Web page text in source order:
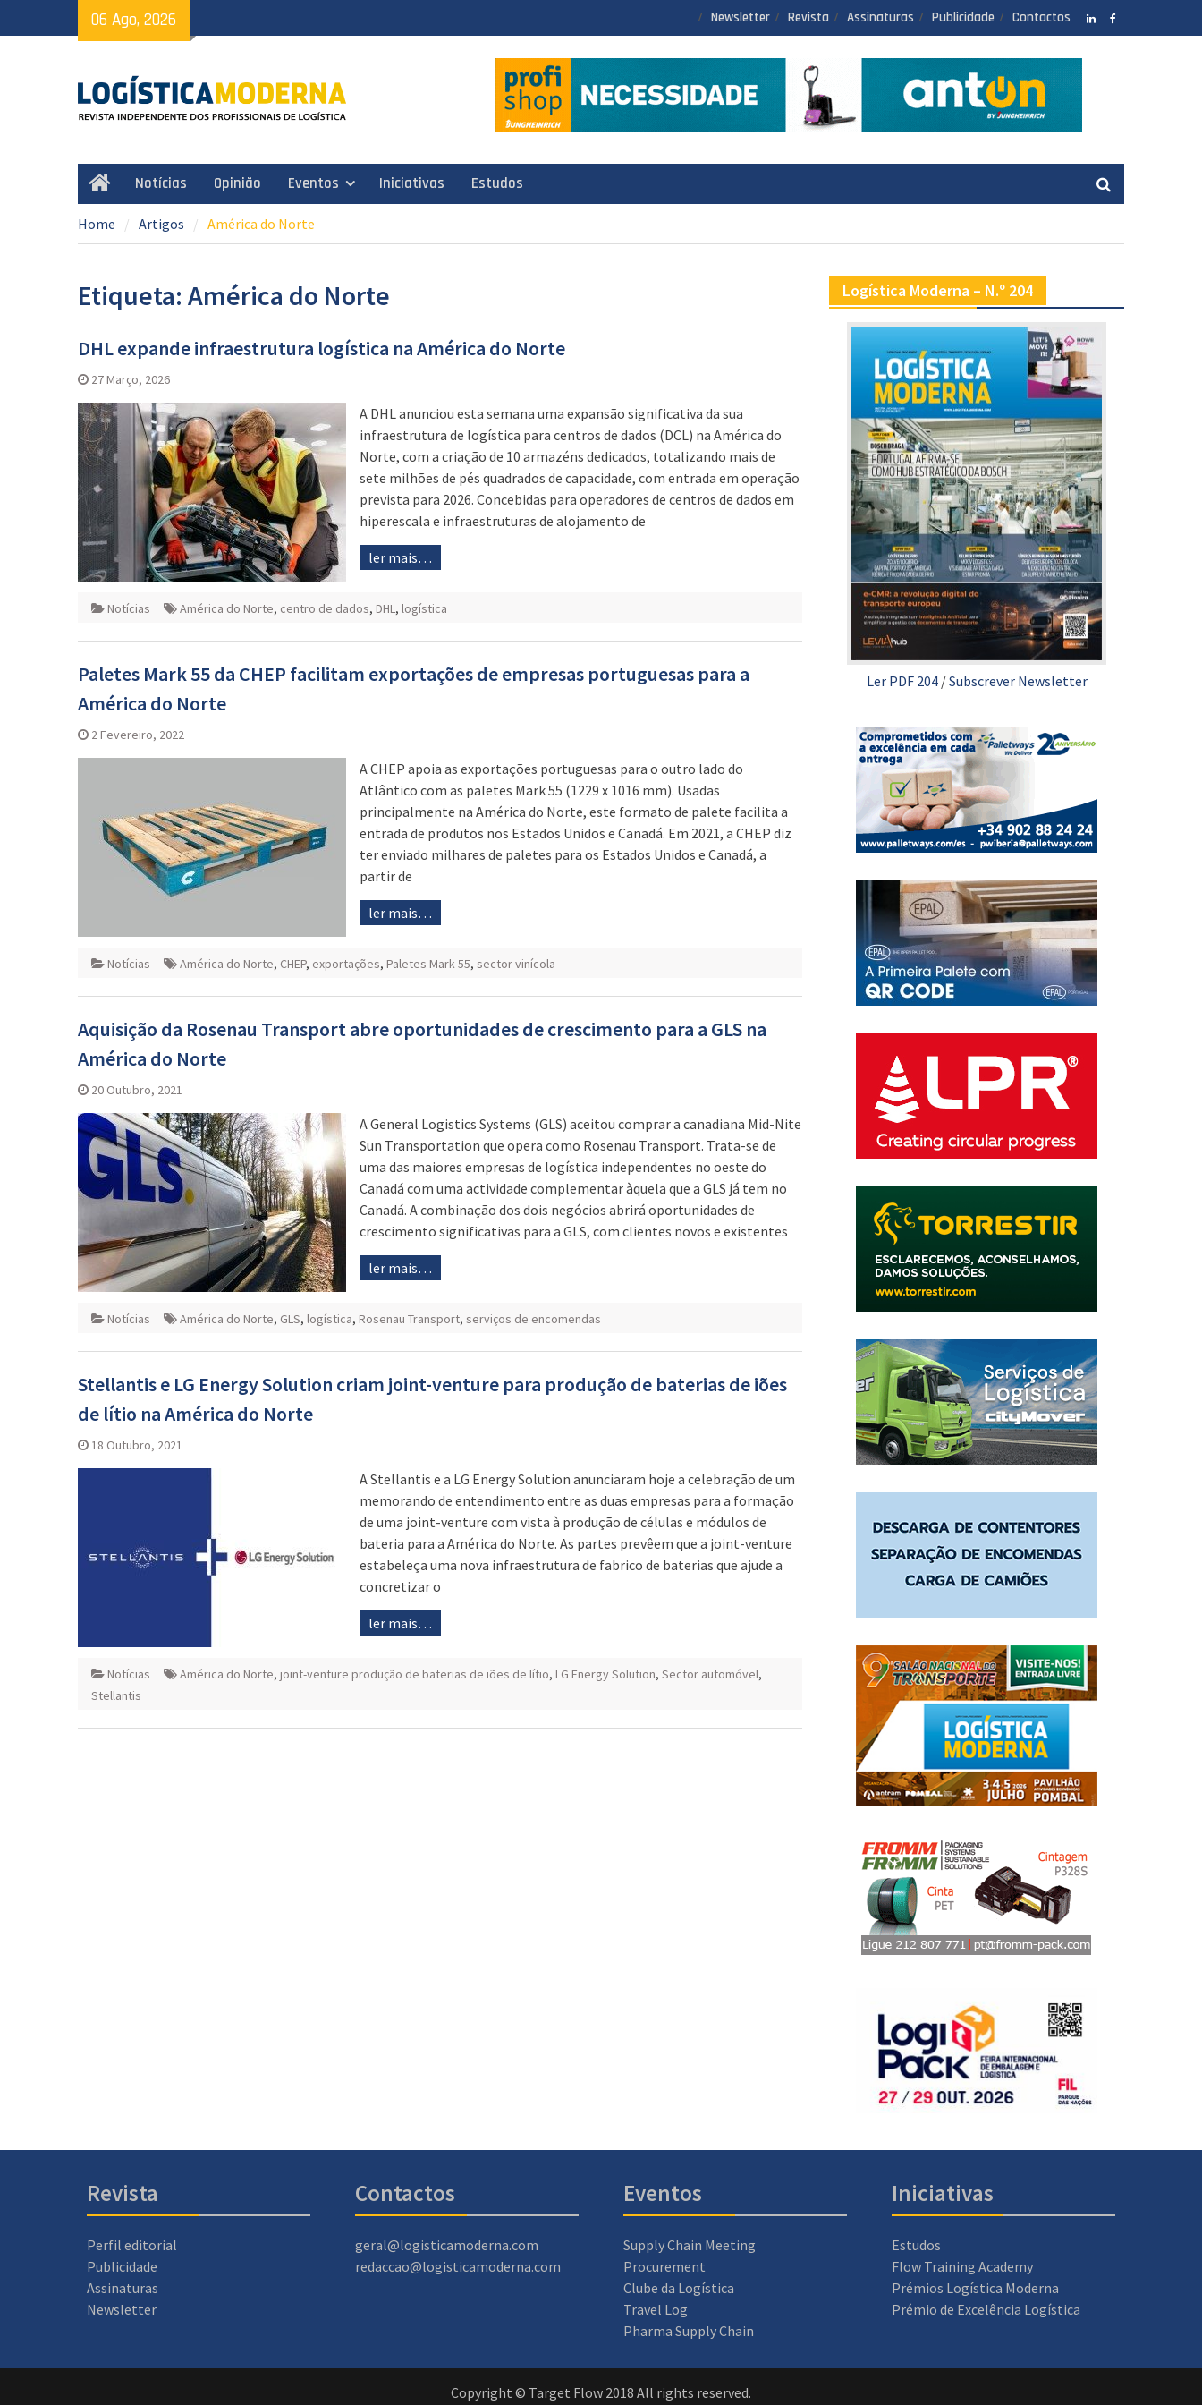
to
06 Ago, 2026 Newsletter Revista Assinaturas Publicidade Contactos
HomeNotícias Opinião Eventos Iniciativas Estudos
Home Artigos América do Norte
Etiqueta: América do Norte
DHL expande infraestrutura logística na América do Norte
27 Março, 2026
A DHL anunciou esta semana uma expansão significativa da sua
infraestrutura de logística para centros de dados (DCL) na América do
Norte, com a criação de 10 armazéns dedicados, totalizando mais de
sete milhões de pés quadrados de capacidade, com entrada em operação
prevista para 2026. Concebidas para operadores de centros de dados em
hiperescala e infraestruturas de alojamento de
ler mais…
Notícias América do Norte, centro de dados, DHL , logística
Paletes Mark 55 da CHEP facilitam exportações de empresas portuguesas para a
América do Norte
2 Fevereiro, 2022
A CHEP apoia as exportações portuguesas para o outro lado do
Atlântico com as paletes Mark 55 (1229 x 1016 mm). Usadas
principalmente na América do Norte, este formato de palete facilita a
entrada de produtos nos Estados Unidos e Canadá. Em 2021, a CHEP diz
ter enviado milhares de paletes para os Estados Unidos e Canadá, a
partir de
ler mais…
Notícias América do Norte, CHEP, exportações, Paletes Mark 55, sector vinícola
Aquisição da Rosenau Transport abre oportunidades de crescimento para a GLS na
América do Norte
20 Outubro, 2021
A General Logistics Systems (GLS) aceitou comprar a canadiana Mid-Nite
Sun Transportation que opera como Rosenau Transport. Trata-se de
uma das maiores empresas de logística independentes no oeste do
Canadá com uma actividade complementar àquela que a GLS já tem no
Canadá. A combinação dos dois negócios abrirá oportunidades de
crescimento significativas para a GLS, com clientes novos e existentes
ler mais…
Notícias América do Norte, GLS, logística, Rosenau Transport, serviços de encomendas
Stellantis e LG Energy Solution criam joint-venture para produção de baterias de iões
de lítio na América do Norte
18 Outubro, 2021
A Stellantis e a LG Energy Solution anunciaram hoje a celebração de um
memorando de entendimento entre as duas empresas para a formação
de uma joint-venture com vista à produção de células e módulos de
bateria para a América do Norte. As partes prevêem que a joint-venture
estabeleça uma nova infraestrutura de fabrico de baterias que ajude a
concretizar o
ler mais…
Notícias América do Norte, joint-venture produção de baterias de iões de lítio, LG Energy Solution, Sector automóvel,
Stellantis
Logística Moderna – N.º 204
Ler PDF 204/Subscrever Newsletter
Revista
Perfil editorial
Publicidade
Assinaturas
Newsletter
Contactos
geral@logisticamoderna.com
redaccao@logisticamoderna.com
Eventos
Supply Chain Meeting
Procurement
Clube da Logística
Travel Log
Pharma Supply Chain
Iniciativas
Estudos
Flow Training Academy
Prémios Logística Moderna
Prémio de Excelência Logística
Copyright © Target Flow 2018 All rights reserved.